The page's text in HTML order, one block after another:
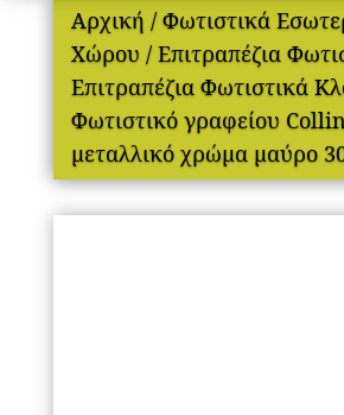
Αρχική / Φωτιστικά
Χώρου / Επιτραπέζια
Επιτραπέζια Φωτιστικά
Φωτιστικό γραφείου
μεταλλικό χρώμα μαύρο